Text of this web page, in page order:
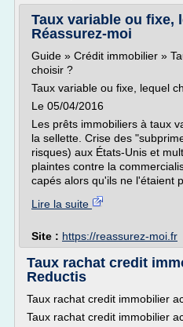
Taux variable ou fixe,
Réassurez-moi
Guide » Crédit immobilier »
choisir ?
Taux variable ou fixe, lequel
Le 05/04/2016
Les prêts immobiliers à taux
la sellette. Crise des
risques) aux États-Unis et
plaintes contre la
capés alors qu'ils ne l'étaient
Lire la suite
Site : https://reassurez-moi.fr
Taux rachat credit
Reductis
Taux rachat credit immobilier
Taux rachat credit immobilier